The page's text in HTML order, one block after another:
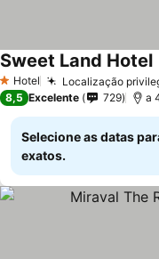
1 Estrelas
Hotel Localização
Sweet Land Hotel
8,5 Excelente 729 a
Selecione as datas
exatos.